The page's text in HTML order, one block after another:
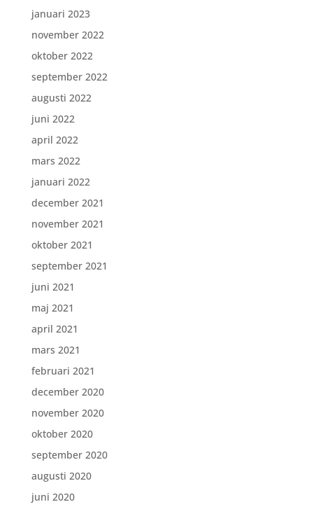
januari 2023
november 2022
oktober 2022
september 2022
augusti 2022
juni 2022
april 2022
mars 2022
januari 2022
december 2021
november 2021
oktober 2021
september 2021
juni 2021
maj 2021
april 2021
mars 2021
februari 2021
december 2020
november 2020
oktober 2020
september 2020
augusti 2020
juni 2020